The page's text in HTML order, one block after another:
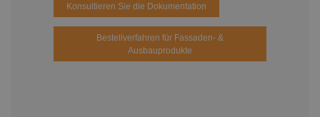
Konsultieren Sie die Dokumentation
Bestellverfahren für Fassaden- &
Ausbauprodukte